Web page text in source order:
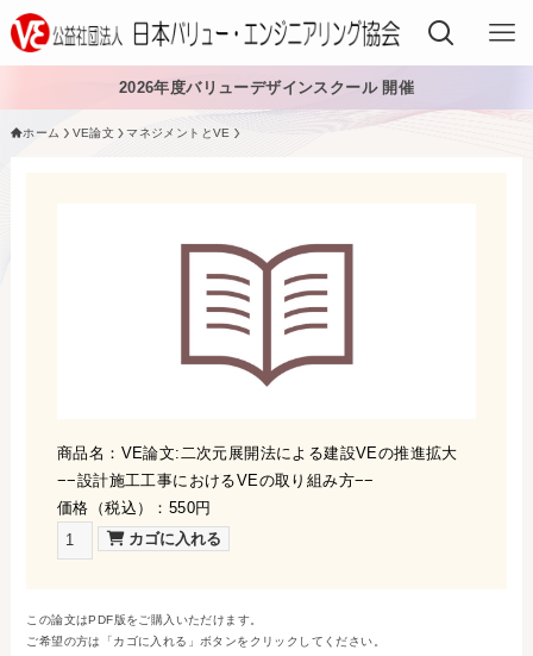
日本VE協会について
日本VE協会について
資料・論文購入
お問い合わせ
事務局・勤務体制
2026年度バリューデザインスクール 開催
ホーム VE論文 マネジメントとVE
商品名：VE論文:二次元展開法による建設VEの推進拡大
−−設計施工工事におけるVEの取り組み方−−
価格（税込）：550円
この論文はPDF版をご購入いただけます。
ご希望の方は「カゴに入れる」ボタンをクリックしてください。